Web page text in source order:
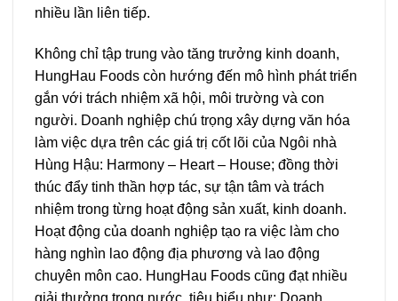
nhiều lần liên tiếp.
Không chỉ tập trung vào tăng trưởng kinh doanh,
HungHau Foods còn hướng đến mô hình phát triển
gắn với trách nhiệm xã hội, môi trường và con
người. Doanh nghiệp chú trọng xây dựng văn hóa
làm việc dựa trên các giá trị cốt lõi của Ngôi nhà
Hùng Hậu: Harmony – Heart – House; đồng thời
thúc đẩy tinh thần hợp tác, sự tận tâm và trách
nhiệm trong từng hoạt động sản xuất, kinh doanh.
Hoạt động của doanh nghiệp tạo ra việc làm cho
hàng nghìn lao động địa phương và lao động
chuyên môn cao. HungHau Foods cũng đạt nhiều
giải thưởng trong nước, tiêu biểu như: Doanh